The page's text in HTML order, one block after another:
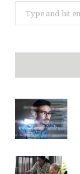
for: